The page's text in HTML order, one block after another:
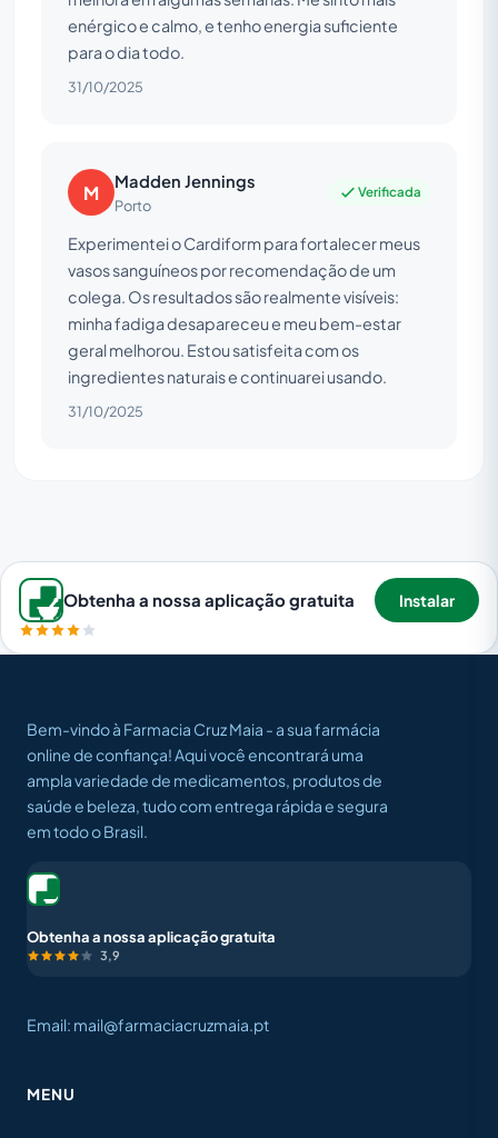
enérgico e calmo, e tenho energia suficiente
para o dia todo.
31/10/2025
M Madden Jennings
Porto
Verificada
Experimentei o Cardiform para fortalecer meus
vasos sanguíneos por recomendação de um
colega. Os resultados são realmente visíveis:
minha fadiga desapareceu e meu bem-estar
geral melhorou. Estou satisfeita com os
ingredientes naturais e continuarei usando.
31/10/2025
Obtenha a nossa aplicação gratuita Instalar
Bem-vindo à Farmacia Cruz Maia - a sua farmácia
online de confiança! Aqui você encontrará uma
ampla variedade de medicamentos, produtos de
saúde e beleza, tudo com entrega rápida e segura
em todo o Brasil.
Obtenha a nossa aplicação gratuita
3,9
Email: mail@farmaciacruzmaia.pt
MENU